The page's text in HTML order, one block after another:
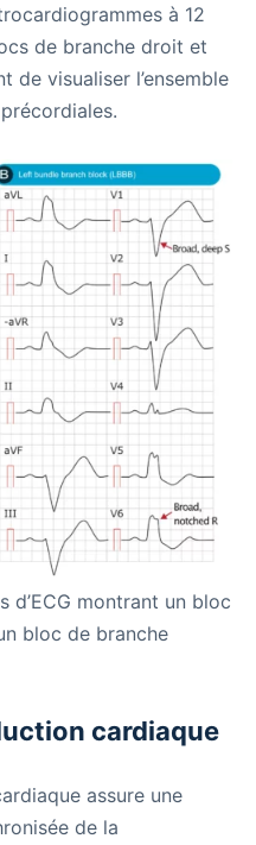
à 12
de branche droit et
de visualiser l’ensemble
d’ECG montrant un bloc
bloc de branche
cardiaque
assure une
de la